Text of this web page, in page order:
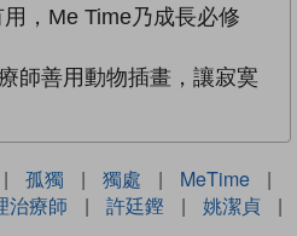
，Me Time乃成長必修
師善用動物插畫，讓寂寞
| 孤獨 | 獨處 | MeTime
|
治療師 | 許廷鏗 | 姚潔貞
|